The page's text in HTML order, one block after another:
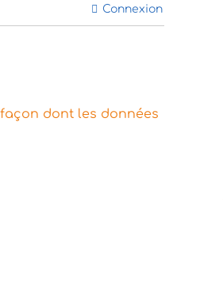
Connexion
dont les données